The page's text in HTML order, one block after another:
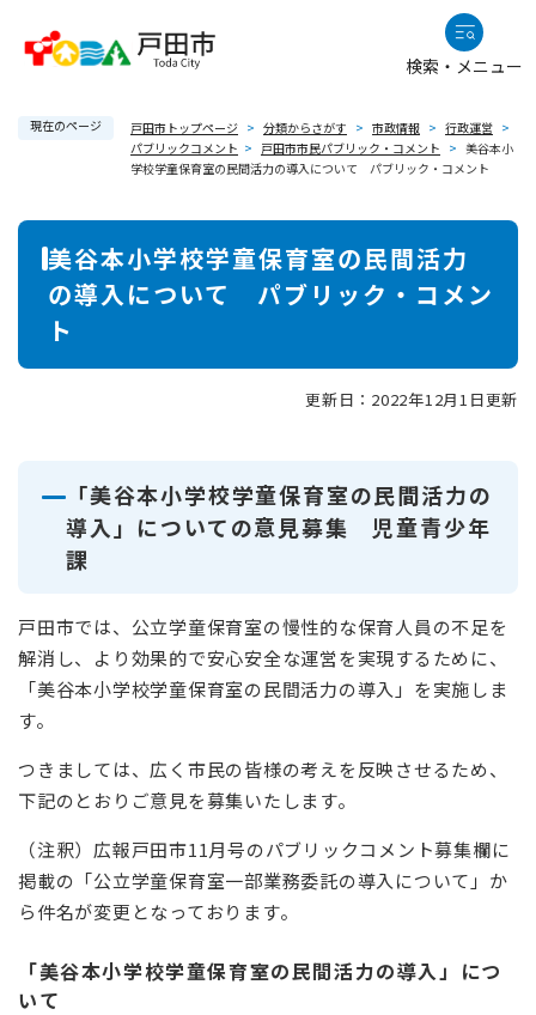
検索・メニュー
現在のページ 戸田市トップページ > 分類からさがす > 市政情報 > 行政運営 >
パブリックコメント > 戸田市市民パブリック・コメント > 美谷本小
学校学童保育室の民間活力の導入について パブリック・コメント
本
美谷本小学校学童保育室の民間活力
の導入について パブリック・コメン
ト
更新日：2022年12月1日更新
「美谷本小学校学童保育室の民間活力の
導入」についての意見募集 児童青少年
課
戸田市では、公立学童保育室の慢性的な保育人員の不足を
解消し、より効果的で安心安全な運営を実現するために、
「美谷本小学校学童保育室の民間活力の導入」を実施しま
す。
つきましては、広く市民の皆様の考えを反映させるため、
下記のとおりご意見を募集いたします。
（注釈）広報戸田市11月号のパブリックコメント募集欄に
掲載の「公立学童保育室一部業務委託の導入について」か
ら件名が変更となっております。
「美谷本小学校学童保育室の民間活力の導入」につ
いて